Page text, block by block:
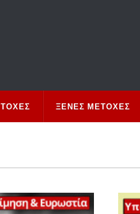
ΞΈΝΕΣ ΜΕΤΟΧΈΣ